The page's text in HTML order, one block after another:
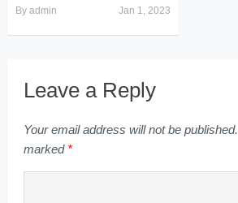
By admin Jan 1, 2023
Leave a Reply
Your email address will not be published.
marked *